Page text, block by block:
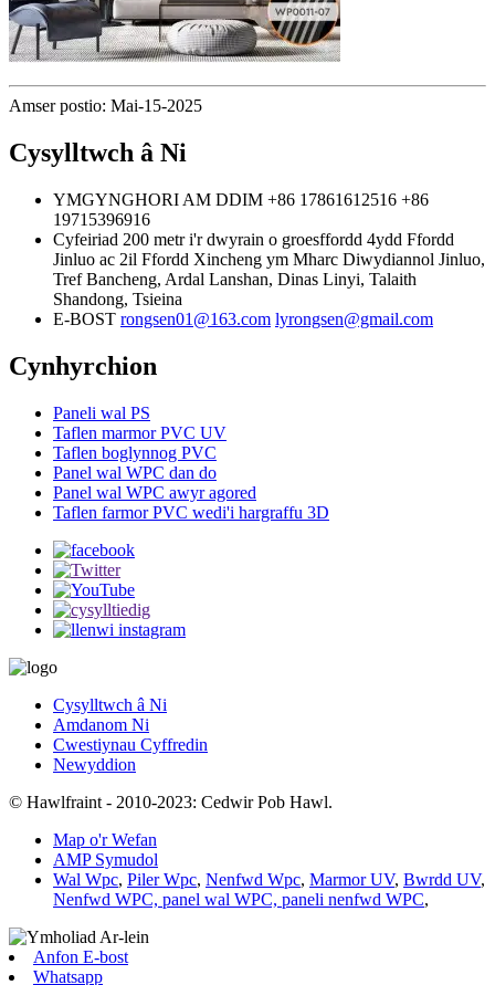
Amser postio: Mai-15-2025
Cysylltwch â Ni
YMGYNGHORI AM DDIM +86 17861612516 +86
19715396916
Cyfeiriad 200 metr i'r dwyrain o groesffordd 4ydd Ffordd
Jinluo ac 2il Ffordd Xincheng ym Mharc Diwydiannol Jinluo,
Tref Bancheng, Ardal Lanshan, Dinas Linyi, Talaith
Shandong, Tsieina
E-BOST rongsen01@163.com lyrongsen@gmail.com
Cynhyrchion
Paneli wal PS
Taflen marmor PVC UV
Taflen boglynnog PVC
Panel wal WPC dan do
Panel wal WPC awyr agored
Taflen farmor PVC wedi'i hargraffu 3D
Cysylltwch â Ni
Amdanom Ni
Cwestiynau Cyffredin
Newyddion
© Hawlfraint - 2010-2023: Cedwir Pob Hawl.
Map o'r Wefan
AMP Symudol
Wal Wpc, Piler Wpc, Nenfwd Wpc, Marmor UV, Bwrdd UV,
Nenfwd WPC, panel wal WPC, paneli nenfwd WPC,
Anfon E-bost
Whatsapp